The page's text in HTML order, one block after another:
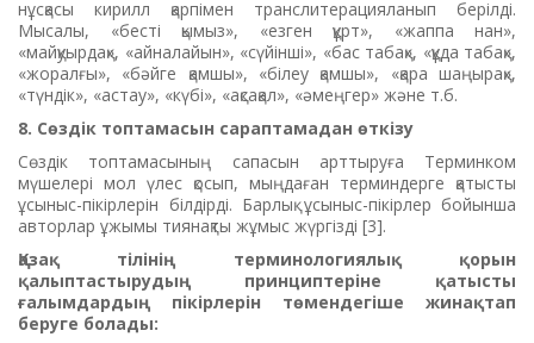
нұсқасы кирилл қарпімен транслитерацияланып берілді.
Мысалы, «бесті қымыз», «езген құрт», «жаппа нан»,
«майқуырдақ», «айналайын», «сүйінші», «бас табақ», «құда табақ»,
«жоралғы», «бәйге қамшы», «білеу қамшы», «қара шаңырақ»,
«түндік», «астау», «күбі», «ақсақал», «әмеңгер» және т.б.
8. Сөздік топтамасын сараптамадан өткізу
Сөздік топтамасының сапасын арттыруға Терминком
мүшелері мол үлес қосып, мыңдаған терминдерге қатысты
ұсыныс-пікірлерін білдірді. Барлық ұсыныс-пікірлер бойынша
авторлар ұжымы тиянақты жұмыс жүргізді [3].
Қазақ тілінің терминологиялық қорын
қалыптастырудың принциптеріне қатысты
ғалымдардың пікірлерін төмендегіше жинақтап
беруге болады: